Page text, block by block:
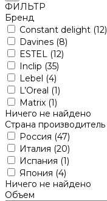
ФИЛЬТР
Бренд
Constant delight (12)
Davines (8)
ESTEL
(12)
Inclip (35)
Lebel (4)
L’Oreal (1)
Matrix (1)
Ничего не найдено
Страна производитель
Россия (47)
Италия (20)
Испания (1)
Япония (4)
Ничего не найдено
Объем